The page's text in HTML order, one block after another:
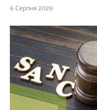
6 Серпня 2026